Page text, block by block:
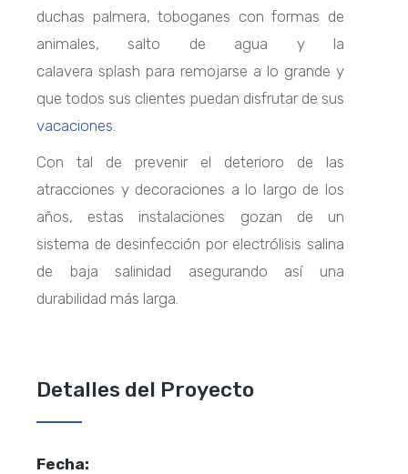
duchas palmera, toboganes con formas de
animales, salto de agua y la
calavera splash para remojarse a lo grande y
que todos sus clientes puedan disfrutar de sus
vacaciones.
Con tal de prevenir el deterioro de las
atracciones y decoraciones a lo largo de los
años, estas instalaciones gozan de un
sistema de desinfección por electrólisis salina
de baja salinidad asegurando así una
durabilidad más larga.
Detalles del Proyecto
Fecha: